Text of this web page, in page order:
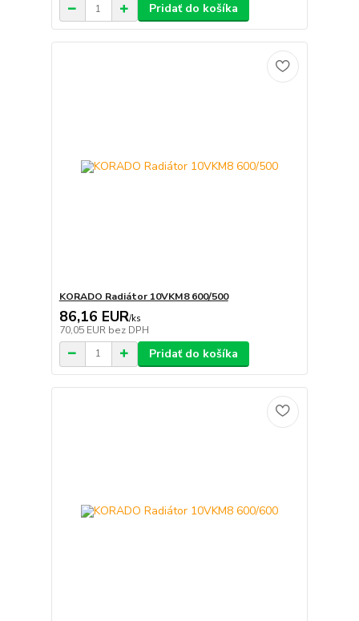
Pridať do košíka
KORADO Radiátor 10VKM8 600/500
86,16 EUR/ks
70,05 EUR bez DPH
Pridať do košíka